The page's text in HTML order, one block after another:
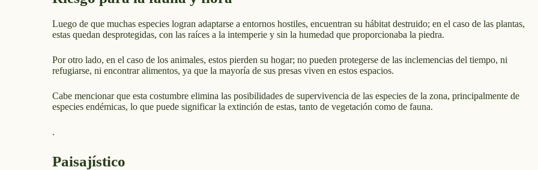
Luego de que muchas especies logran adaptarse a entornos hostiles, encuentran su hábitat destruido; en el caso de las plantas,
estas quedan desprotegidas, con las raíces a la intemperie y sin la humedad que proporcionaba la piedra.
Por otro lado, en el caso de los animales, estos pierden su hogar; no pueden protegerse de las inclemencias del tiempo, ni
refugiarse, ni encontrar alimentos, ya que la mayoría de sus presas viven en estos espacios.
Cabe mencionar que esta costumbre elimina las posibilidades de supervivencia de las especies de la zona, principalmente de
especies endémicas, lo que puede significar la extinción de estas, tanto de vegetación como de fauna.
.
Paisajístico